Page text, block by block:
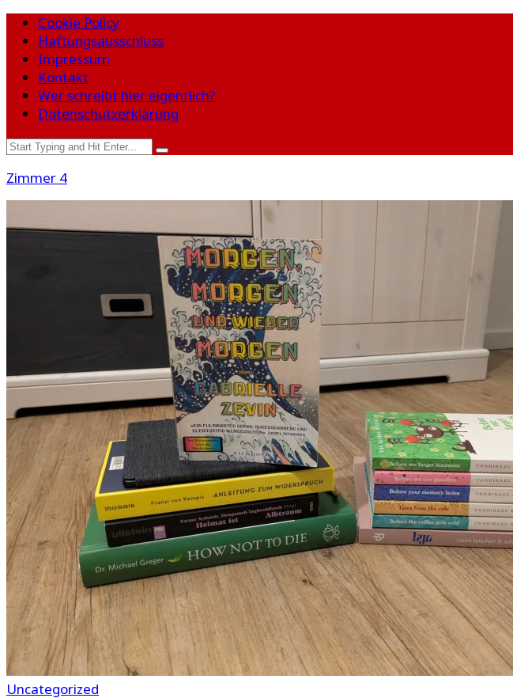
Cookie Policy
Haftungsausschluss
Impressum
Kontakt
Wer schreibt hier eigentlich?
Datenschutzerklärung
Zimmer 4
Uncategorized